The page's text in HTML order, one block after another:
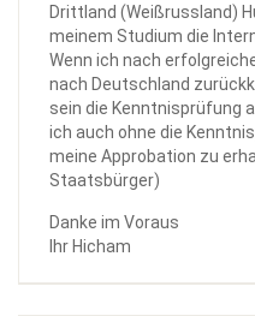
Drittland (Weißrussland)
meinem Studium die
Wenn ich nach
nach Deutschland
sein die Kenntnisprüfung
ich auch ohne die
meine Approbation zu
Staatsbürger)
Danke im Voraus
Ihr Hicham